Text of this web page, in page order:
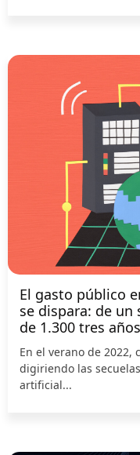
El gasto público
se dispara: de un
de 1.300 tres
En el verano de 2022,
digiriendo las
artificial...